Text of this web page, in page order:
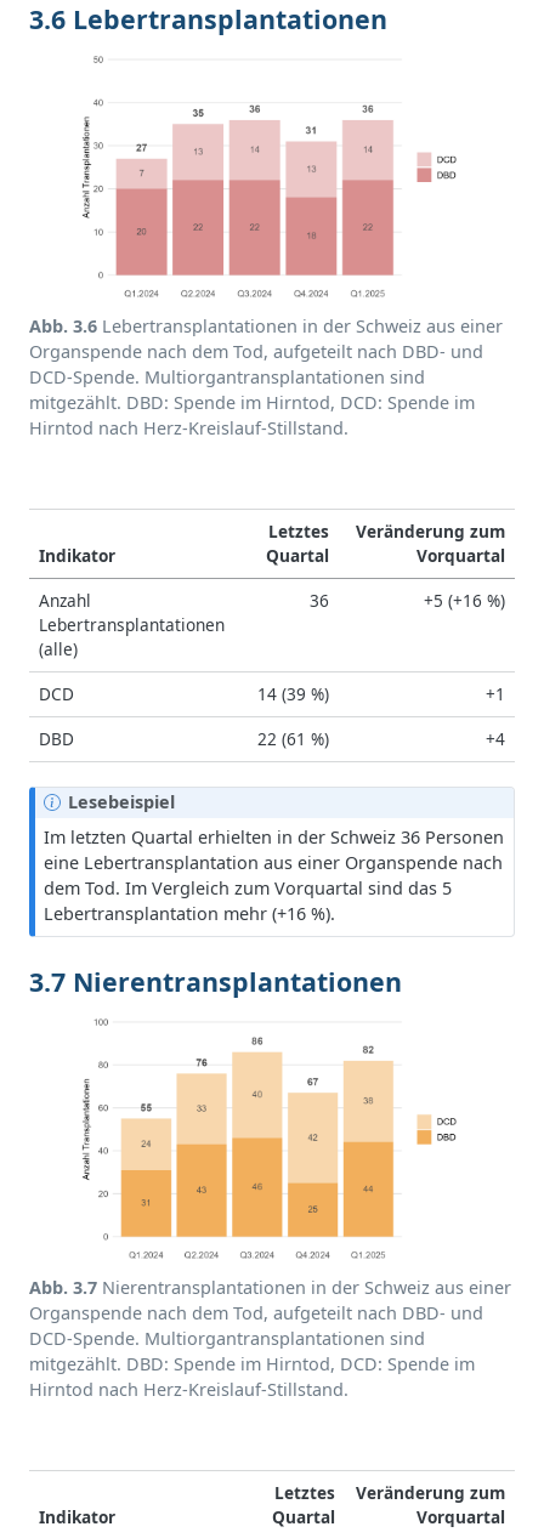
3.6 Lebertransplantationen
Abb. 3.6 Lebertransplantationen in der Schweiz aus einer
Organspende nach dem Tod, aufgeteilt nach DBD- und
DCD-Spende. Multiorgantransplantationen sind
mitgezählt. DBD: Spende im Hirntod, DCD: Spende im
Hirntod nach Herz-Kreislauf-Stillstand.
Indikator
Letztes
Quartal
Veränderung zum
Vorquartal
Anzahl
Lebertransplantationen
(alle)
36 +5 (+16 %)
DCD 14 (39 %)
+1
DBD
22 (61 %) +4
H
e
Lesebeispiel
Im letzten Quartal erhielten in der Schweiz 36 Personen
eine Lebertransplantation aus einer Organspende nach
dem Tod. Im Vergleich zum Vorquartal sind das 5
Lebertransplantation mehr (+16 %).
3.7 Nierentransplantationen
Abb. 3.7 Nierentransplantationen in der Schweiz aus einer
Organspende nach dem Tod, aufgeteilt nach DBD- und
DCD-Spende. Multiorgantransplantationen sind
mitgezählt. DBD: Spende im Hirntod, DCD: Spende im
Hirntod nach Herz-Kreislauf-Stillstand.
Indikator
Letztes
Quartal
Veränderung zum
Vorquartal